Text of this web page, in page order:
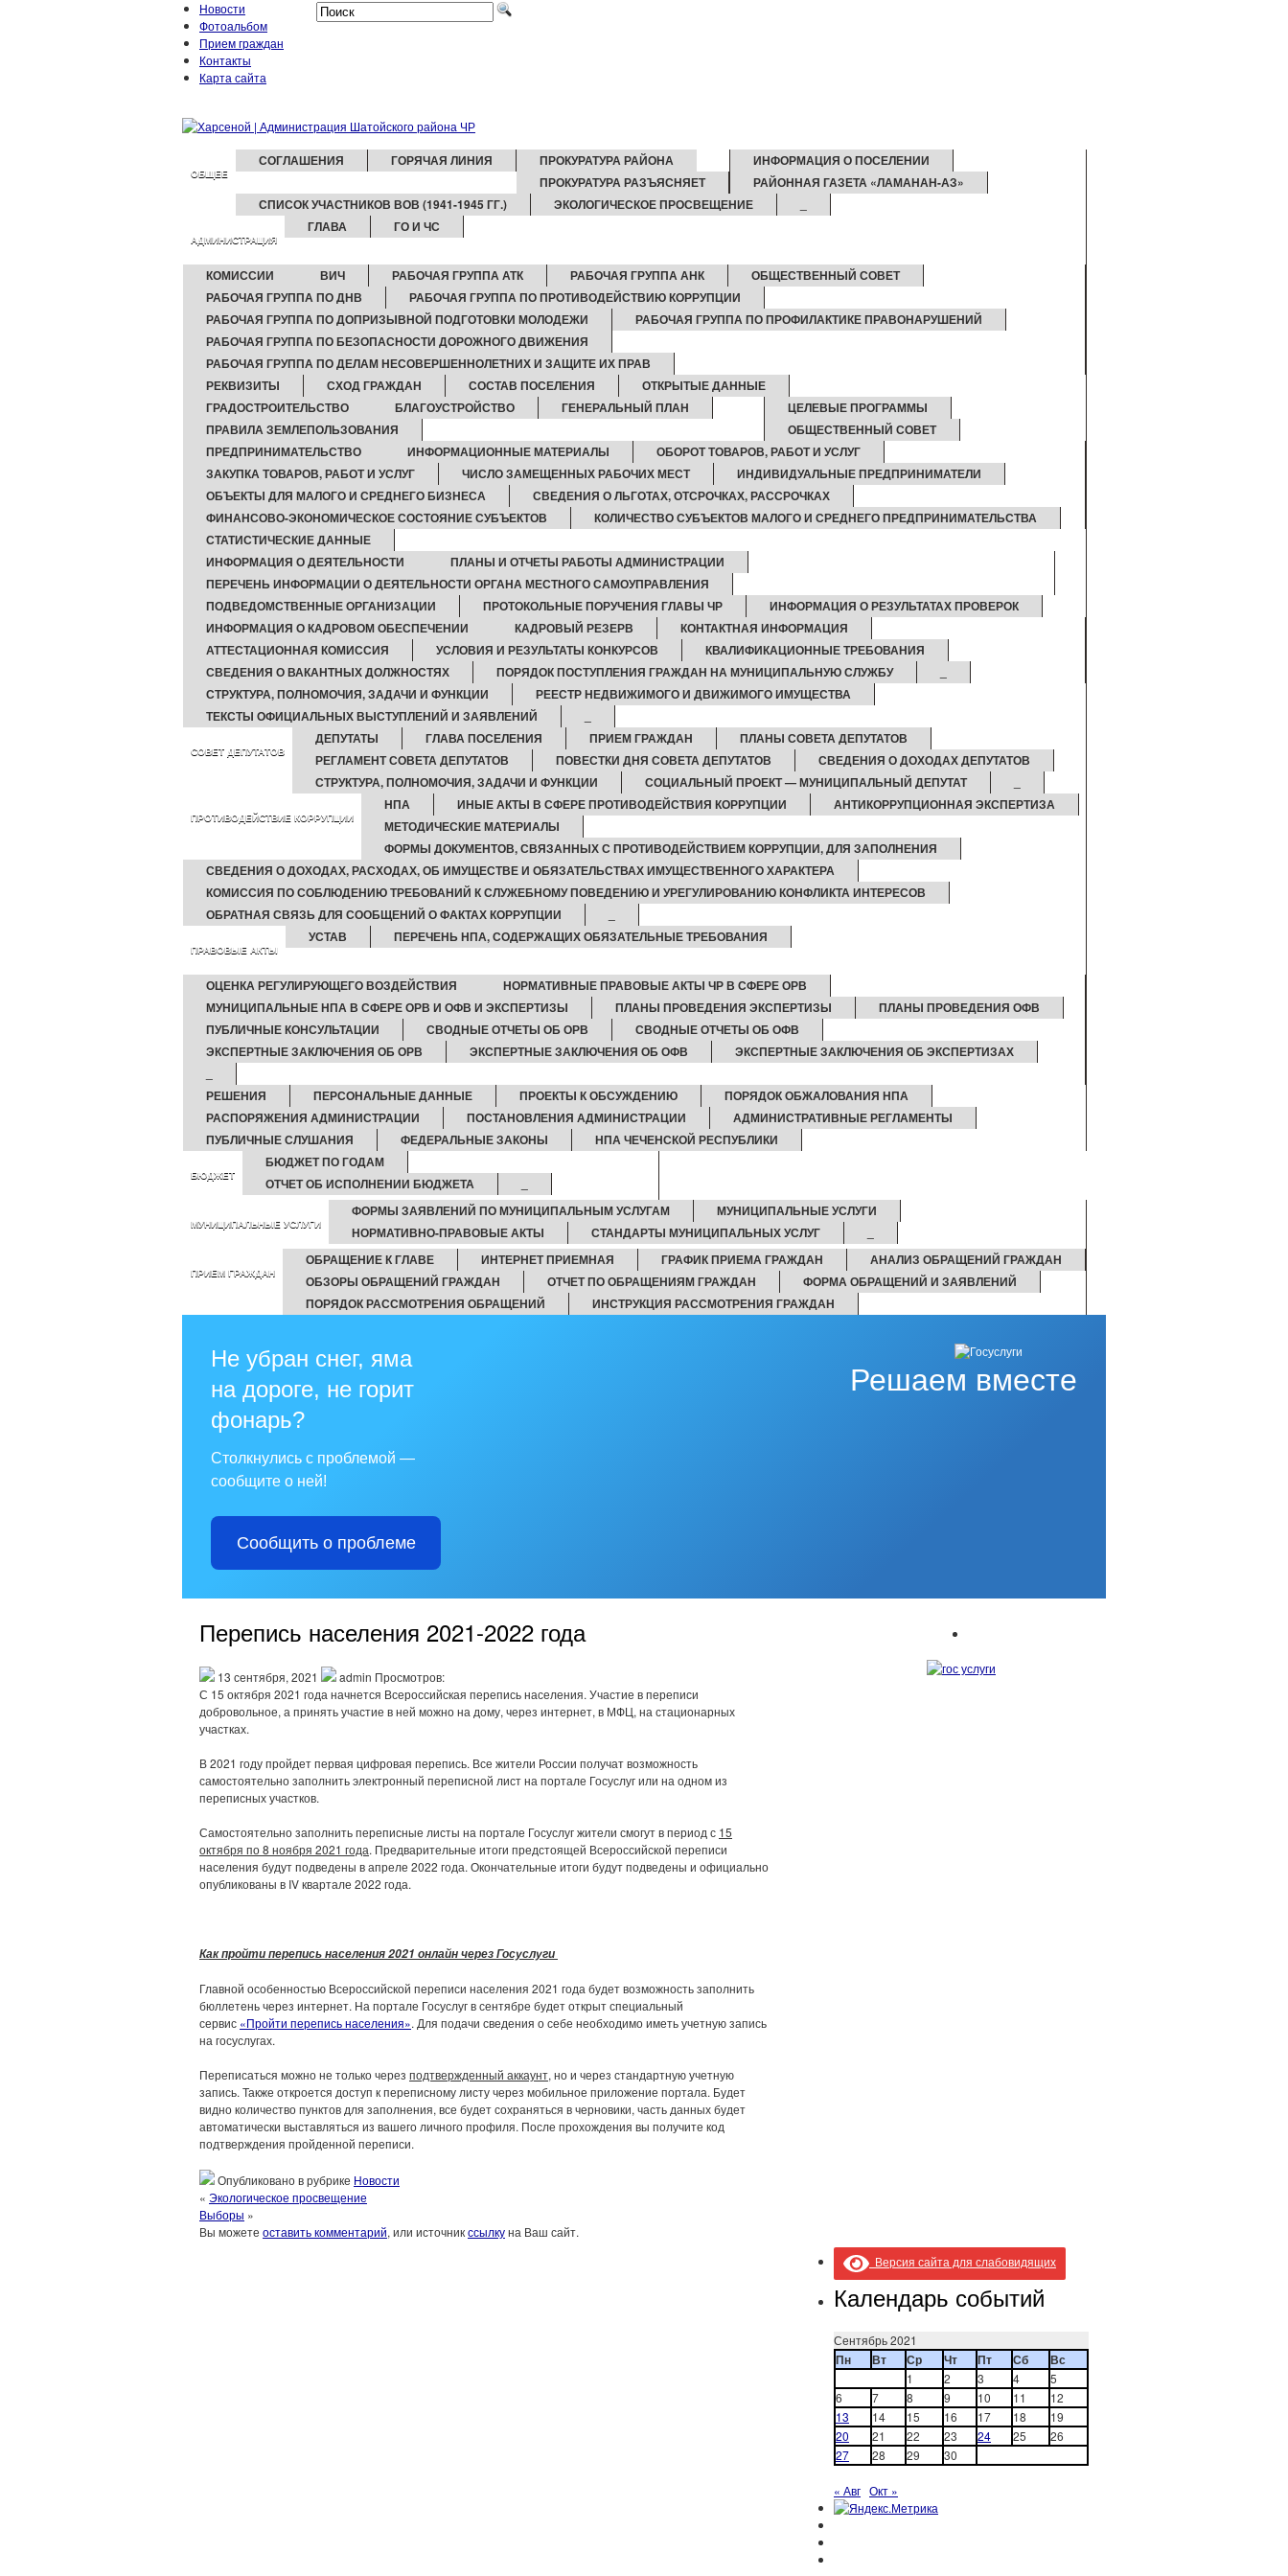
Новости
Фотоальбом
Прием граждан
Контакты
Карта сайта
ОБЩЕЕ
СОГЛАШЕНИЯ ГОРЯЧАЯ ЛИНИЯ
ПРОКУРАТУРА РАЙОНА
ПРОКУРАТУРА РАЗЪЯСНЯЕТ
ИНФОРМАЦИЯ О ПОСЕЛЕНИИ
РАЙОННАЯ ГАЗЕТА «ЛАМАНАН-АЗ»
СПИСОК УЧАСТНИКОВ ВОВ (1941-1945 ГГ.)
ЭКОЛОГИЧЕСКОЕ ПРОСВЕЩЕНИЕ
АДМИНИСТРАЦИЯ
ГЛАВА ГО И ЧС
КОМИССИИ ВИЧ РАБОЧАЯ ГРУППА АТК РАБОЧАЯ ГРУППА АНК
ОБЩЕСТВЕННЫЙ СОВЕТ
РАБОЧАЯ ГРУППА ПО ДНВ
РАБОЧАЯ ГРУППА ПО ПРОТИВОДЕЙСТВИЮ КОРРУПЦИИ
РАБОЧАЯ ГРУППА ПО ДОПРИЗЫВНОЙ ПОДГОТОВКИ МОЛОДЕЖИ
РАБОЧАЯ ГРУППА ПО ПРОФИЛАКТИКЕ ПРАВОНАРУШЕНИЙ
РАБОЧАЯ ГРУППА ПО БЕЗОПАСНОСТИ ДОРОЖНОГО ДВИЖЕНИЯ
РАБОЧАЯ ГРУППА ПО ДЕЛАМ НЕСОВЕРШЕННОЛЕТНИХ И ЗАЩИТЕ ИХ ПРАВ
РЕКВИЗИТЫ
СХОД ГРАЖДАН СОСТАВ ПОСЕЛЕНИЯ
ОТКРЫТЫЕ ДАННЫЕ
ГРАДОСТРОИТЕЛЬСТВО
БЛАГОУСТРОЙСТВО
ГЕНЕРАЛЬНЫЙ ПЛАН
ПРАВИЛА ЗЕМЛЕПОЛЬЗОВАНИЯ
ЦЕЛЕВЫЕ ПРОГРАММЫ
ОБЩЕСТВЕННЫЙ СОВЕТ
ПРЕДПРИНИМАТЕЛЬСТВО
ИНФОРМАЦИОННЫЕ МАТЕРИАЛЫ
ОБОРОТ ТОВАРОВ, РАБОТ И УСЛУГ
ЗАКУПКА ТОВАРОВ, РАБОТ И УСЛУГ
ЧИСЛО ЗАМЕЩЕННЫХ РАБОЧИХ МЕСТ
ИНДИВИДУАЛЬНЫЕ ПРЕДПРИНИМАТЕЛИ
ОБЪЕКТЫ ДЛЯ МАЛОГО И СРЕДНЕГО БИЗНЕСА
СВЕДЕНИЯ О ЛЬГОТАХ, ОТСРОЧКАХ, РАССРОЧКАХ
ФИНАНСОВО-ЭКОНОМИЧЕСКОЕ СОСТОЯНИЕ СУБЪЕКТОВ
КОЛИЧЕСТВО СУБЪЕКТОВ МАЛОГО И СРЕДНЕГО ПРЕДПРИНИМАТЕЛЬСТВА
СТАТИСТИЧЕСКИЕ ДАННЫЕ
ИНФОРМАЦИЯ О ДЕЯТЕЛЬНОСТИ
ПЛАНЫ И ОТЧЕТЫ РАБОТЫ АДМИНИСТРАЦИИ
ПЕРЕЧЕНЬ ИНФОРМАЦИИ О ДЕЯТЕЛЬНОСТИ ОРГАНА МЕСТНОГО САМОУПРАВЛЕНИЯ
ПОДВЕДОМСТВЕННЫЕ ОРГАНИЗАЦИИ
ПРОТОКОЛЬНЫЕ ПОРУЧЕНИЯ ГЛАВЫ ЧР
ИНФОРМАЦИЯ О РЕЗУЛЬТАТАХ ПРОВЕРОК
ИНФОРМАЦИЯ О КАДРОВОМ ОБЕСПЕЧЕНИИ
КАДРОВЫЙ РЕЗЕРВ
КОНТАКТНАЯ ИНФОРМАЦИЯ
АТТЕСТАЦИОННАЯ КОМИССИЯ
УСЛОВИЯ И РЕЗУЛЬТАТЫ КОНКУРСОВ
КВАЛИФИКАЦИОННЫЕ ТРЕБОВАНИЯ
СВЕДЕНИЯ О ВАКАНТНЫХ ДОЛЖНОСТЯХ
ПОРЯДОК ПОСТУПЛЕНИЯ ГРАЖДАН НА МУНИЦИПАЛЬНУЮ СЛУЖБУ
СТРУКТУРА, ПОЛНОМОЧИЯ, ЗАДАЧИ И ФУНКЦИИ
РЕЕСТР НЕДВИЖИМОГО И ДВИЖИМОГО ИМУЩЕСТВА
ТЕКСТЫ ОФИЦИАЛЬНЫХ ВЫСТУПЛЕНИЙ И ЗАЯВЛЕНИЙ
СОВЕТ ДЕПУТАТОВ
ДЕПУТАТЫ ГЛАВА ПОСЕЛЕНИЯ ПРИЕМ ГРАЖДАН
ПЛАНЫ СОВЕТА ДЕПУТАТОВ
РЕГЛАМЕНТ СОВЕТА ДЕПУТАТОВ
ПОВЕСТКИ ДНЯ СОВЕТА ДЕПУТАТОВ
СВЕДЕНИЯ О ДОХОДАХ ДЕПУТАТОВ
СТРУКТУРА, ПОЛНОМОЧИЯ, ЗАДАЧИ И ФУНКЦИИ
СОЦИАЛЬНЫЙ ПРОЕКТ — МУНИЦИПАЛЬНЫЙ ДЕПУТАТ
ПРОТИВОДЕЙСТВИЕ КОРРУПЦИИ
НПА ИНЫЕ АКТЫ В СФЕРЕ ПРОТИВОДЕЙСТВИЯ КОРРУПЦИИ
АНТИКОРРУПЦИОННАЯ ЭКСПЕРТИЗА
МЕТОДИЧЕСКИЕ МАТЕРИАЛЫ
ФОРМЫ ДОКУМЕНТОВ, СВЯЗАННЫХ С ПРОТИВОДЕЙСТВИЕМ КОРРУПЦИИ, ДЛЯ ЗАПОЛНЕНИЯ
СВЕДЕНИЯ О ДОХОДАХ, РАСХОДАХ, ОБ ИМУЩЕСТВЕ И ОБЯЗАТЕЛЬСТВАХ ИМУЩЕСТВЕННОГО ХАРАКТЕРА
КОМИССИЯ ПО СОБЛЮДЕНИЮ ТРЕБОВАНИЙ К СЛУЖЕБНОМУ ПОВЕДЕНИЮ И УРЕГУЛИРОВАНИЮ КОНФЛИКТА ИНТЕРЕСОВ
ОБРАТНАЯ СВЯЗЬ ДЛЯ СООБЩЕНИЙ О ФАКТАХ КОРРУПЦИИ
ПРАВОВЫЕ АКТЫ
УСТАВ ПЕРЕЧЕНЬ НПА, СОДЕРЖАЩИХ ОБЯЗАТЕЛЬНЫЕ ТРЕБОВАНИЯ
ОЦЕНКА РЕГУЛИРУЮЩЕГО ВОЗДЕЙСТВИЯ
НОРМАТИВНЫЕ ПРАВОВЫЕ АКТЫ ЧР В СФЕРЕ ОРВ
МУНИЦИПАЛЬНЫЕ НПА В СФЕРЕ ОРВ И ОФВ И ЭКСПЕРТИЗЫ
ПЛАНЫ ПРОВЕДЕНИЯ ЭКСПЕРТИЗЫ
ПЛАНЫ ПРОВЕДЕНИЯ ОФВ
ПУБЛИЧНЫЕ КОНСУЛЬТАЦИИ
СВОДНЫЕ ОТЧЕТЫ ОБ ОРВ
СВОДНЫЕ ОТЧЕТЫ ОБ ОФВ
ЭКСПЕРТНЫЕ ЗАКЛЮЧЕНИЯ ОБ ОРВ
ЭКСПЕРТНЫЕ ЗАКЛЮЧЕНИЯ ОБ ОФВ
ЭКСПЕРТНЫЕ ЗАКЛЮЧЕНИЯ ОБ ЭКСПЕРТИЗАХ
РЕШЕНИЯ
ПЕРСОНАЛЬНЫЕ ДАННЫЕ ПРОЕКТЫ К ОБСУЖДЕНИЮ
ПОРЯДОК ОБЖАЛОВАНИЯ НПА
РАСПОРЯЖЕНИЯ АДМИНИСТРАЦИИ
ПОСТАНОВЛЕНИЯ АДМИНИСТРАЦИИ
АДМИНИСТРАТИВНЫЕ РЕГЛАМЕНТЫ
ПУБЛИЧНЫЕ СЛУШАНИЯ
ФЕДЕРАЛЬНЫЕ ЗАКОНЫ НПА ЧЕЧЕНСКОЙ РЕСПУБЛИКИ
БЮДЖЕТ
БЮДЖЕТ ПО ГОДАМ
ОТЧЕТ ОБ ИСПОЛНЕНИИ БЮДЖЕТА
МУНИЦИПАЛЬНЫЕ УСЛУГИ
ФОРМЫ ЗАЯВЛЕНИЙ ПО МУНИЦИПАЛЬНЫМ УСЛУГАМ
МУНИЦИПАЛЬНЫЕ УСЛУГИ
НОРМАТИВНО-ПРАВОВЫЕ АКТЫ
СТАНДАРТЫ МУНИЦИПАЛЬНЫХ УСЛУГ
ПРИЕМ ГРАЖДАН
ОБРАЩЕНИЕ К ГЛАВЕ ИНТЕРНЕТ ПРИЕМНАЯ ГРАФИК ПРИЕМА ГРАЖДАН
АНАЛИЗ ОБРАЩЕНИЙ ГРАЖДАН
ОБЗОРЫ ОБРАЩЕНИЙ ГРАЖДАН
ОТЧЕТ ПО ОБРАЩЕНИЯМ ГРАЖДАН
ФОРМА ОБРАЩЕНИЙ И ЗАЯВЛЕНИЙ
ПОРЯДОК РАССМОТРЕНИЯ ОБРАЩЕНИЙ
ИНСТРУКЦИЯ РАССМОТРЕНИЯ ГРАЖДАН
Решаем вместе
Не убран снег, яма
на дороге, не горит
фонарь?
Столкнулись с проблемой —
сообщите о ней!
Сообщить о проблеме
Перепись населения 2021-2022 года
13 сентября, 2021
admin Просмотров:
С 15 октября 2021 года начнется Всероссийская перепись населения. Участие в переписи
добровольное, а принять участие в ней можно на дому, через интернет, в МФЦ, на стационарных
участках.
В 2021 году пройдет первая цифровая перепись. Все жители России получат возможность
самостоятельно заполнить электронный переписной лист на портале Госуслуг или на одном из
переписных участков.
Самостоятельно заполнить переписные листы на портале Госуслуг жители смогут в период с 15
октября по 8 ноября 2021 года. Предварительные итоги предстоящей Всероссийской переписи
населения будут подведены в апреле 2022 года. Окончательные итоги будут подведены и официально
опубликованы в IV квартале 2022 года.
Как пройти перепись населения 2021 онлайн через Госуслуги
Главной особенностью Всероссийской переписи населения 2021 года будет возможность заполнить
бюллетень через интернет. На портале Госуслуг в сентябре будет открыт специальный
сервис «Пройти перепись населения». Для подачи сведения о себе необходимо иметь учетную запись
на госуслугах.
Переписаться можно не только через подтвержденный аккаунт, но и через стандартную учетную
запись. Также откроется доступ к переписному листу через мобильное приложение портала. Будет
видно количество пунктов для заполнения, все будет сохраняться в черновики, часть данных будет
автоматически выставляться из вашего личного профиля. После прохождения вы получите код
подтверждения пройденной переписи.
Опубликовано в рубрике Новости
« Экологическое просвещение
Выборы »
Вы можете оставить комментарий, или источникссылкуна Ваш сайт.
Версия сайта для слабовидящих
Календарь событий
Сентябрь 2021
Пн Вт Ср Чт Пт Сб Вс
1 2 3 4
5
6
7 8 9 10 11
12
13
14 15 16 17 18
19
20
21 22 23 24 25
26
27
28 29 30
« Авг Окт »